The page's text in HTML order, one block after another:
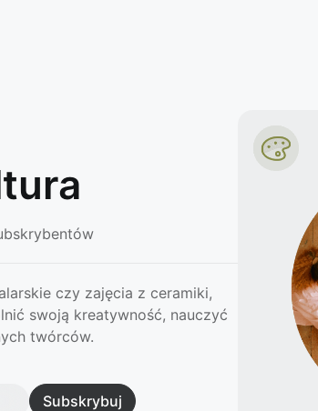
czy zajęcia z ceramiki,
swoją kreatywność, nauczyć
twórców.
Subskrybuj